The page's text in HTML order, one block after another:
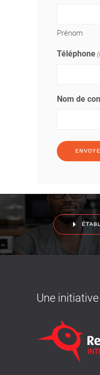
Prénom
Téléphone
Nom de
Une